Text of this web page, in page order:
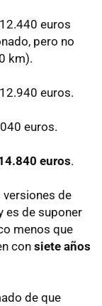
euros
pero no
km).
euros.
euros.
euros.
versiones de
es de suponer
menos que
con siete años
de que